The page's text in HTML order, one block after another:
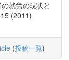
就労の現状と
(2011)
(投稿一覧)